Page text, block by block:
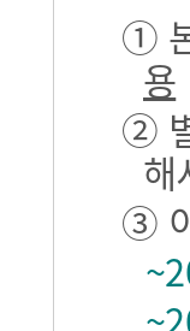
①
용
②
해
③